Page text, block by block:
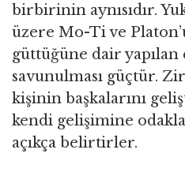
birbirinin aynısıdır.
üzere Mo-Ti ve
güttüğüne dair
savunulması güçtür.
kişinin başkalarını
kendi gelişimine
açıkça belirtirler.